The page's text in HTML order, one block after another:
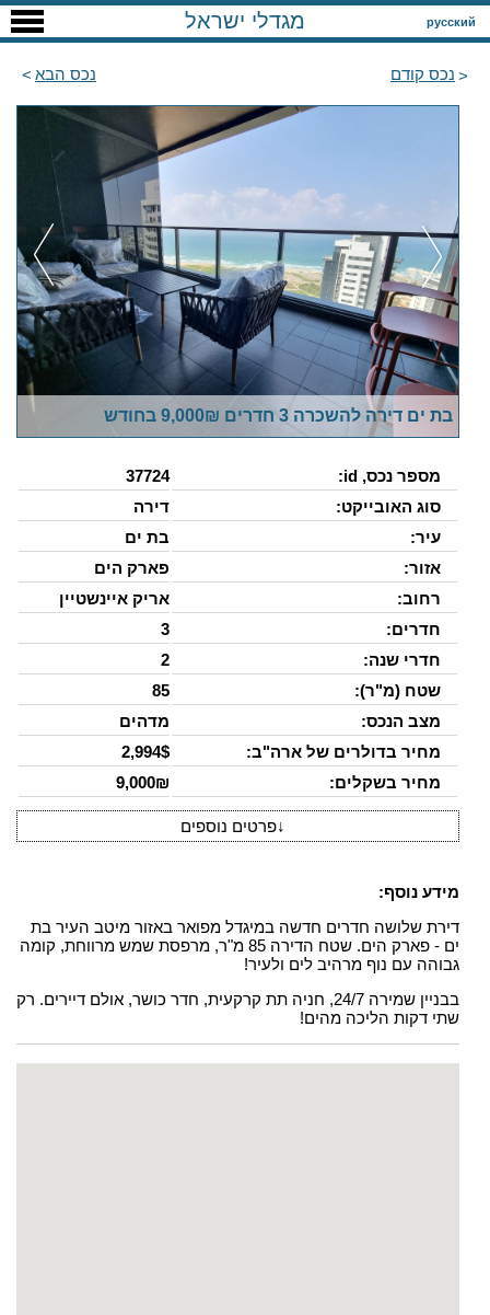
русский מגדלי ישראל
נכס קודם נכס הבא
בת ים דירה להשכרה 3 חדרים 9,000₪ בחודש
מספר נכס, id:
37724
סוג האובייקט:
דירה
עיר:
בת ים
אזור:
פארק הים
רחוב:
אריק איינשטיין
חדרים:
3
חדרי שנה:
2
שטח (מ"ר):
85
מצב הנכס:
מדהים
מחיר בדולרים של ארה"ב:
2,994$
מחיר בשקלים:
9,000₪
↓פרטים נוספים
מידע נוסף:
דירת שלושה חדרים חדשה במיגדל מפואר באזור מיטב העיר בת
ים - פארק הים. שטח הדירה 85 מ"ר, מרפסת שמש מרווחת, קומה
גבוהה עם נוף מרהיב לים ולעיר!
בבניין שמירה 24/7, חניה תת קרקעית, חדר כושר, אולם דיירים. רק
שתי דקות הליכה מהים!